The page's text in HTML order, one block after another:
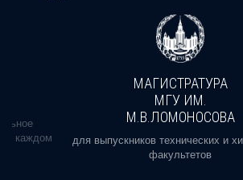
в каждом
МАГИСТРАТУРА
МГУ ИМ.
М.В.ЛОМОНОСОВА
для выпускников технических и
факультетов